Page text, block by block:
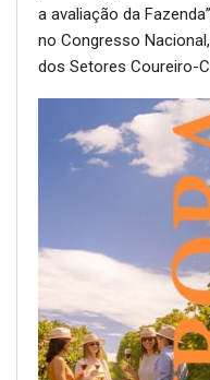
a avaliação da
no Congresso
dos Setores Coureiro-